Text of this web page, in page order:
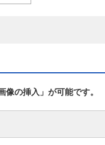
の挿入」が可能です。